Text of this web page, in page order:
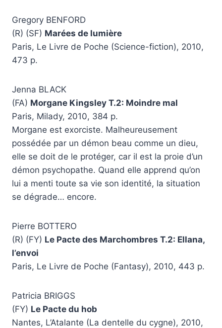
Gregory BENFORD
(R) (SF) Marées de lumière
Paris, Le Livre de Poche (Science-fiction), 2010,
473 p.
Jenna BLACK
(FA) Morgane Kingsley T.2: Moindre mal
Paris, Milady, 2010, 384 p.
Morgane est exorciste. Malheureusement
possédée par un démon beau comme un dieu,
elle se doit de le protéger, car il est la proie d’un
démon psychopathe. Quand elle apprend qu’on
lui a menti toute sa vie son identité, la situation
se dégrade… encore.
Pierre BOTTERO
(R) (FY) Le Pacte des Marchombres T.2: Ellana,
l’envoi
Paris, Le Livre de Poche (Fantasy), 2010, 443 p.
Patricia BRIGGS
(FY) Le Pacte du hob
Nantes, L’Atalante (La dentelle du cygne), 2010,